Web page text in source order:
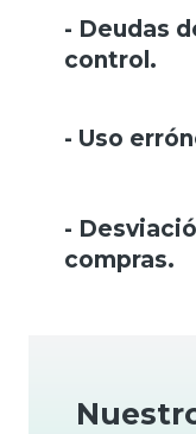
- Deudas
control.
- Uso
-
compras.